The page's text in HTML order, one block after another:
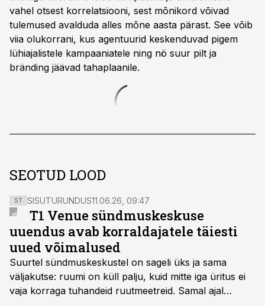
vahel otsest korrelatsiooni, sest mõnikord võivad
tulemused avalduda alles mõne aasta pärast. See võib
viia olukorrani, kus agentuurid keskenduvad pigem
lühiajalistele kampaaniatele ning nö suur pilt ja
bränding jäävad tahaplaanile.
SEOTUD LOOD
ST SISUTURUNDUS11.06.26, 09:47
T1 Venue sündmuskeskuse
uuendus avab korraldajatele täiesti
uued võimalused
Suurtel sündmuskeskustel on sageli üks ja sama
väljakutse: ruumi on küll palju, kuid mitte iga üritus ei
vaja korraga tuhandeid ruutmeetreid. Samal ajal